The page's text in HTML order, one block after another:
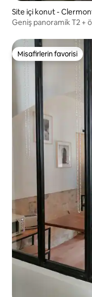
Site içi konut -
Geniş panoramik T2 +
Misafirlerin favorisi
Misafirlerin favorisi